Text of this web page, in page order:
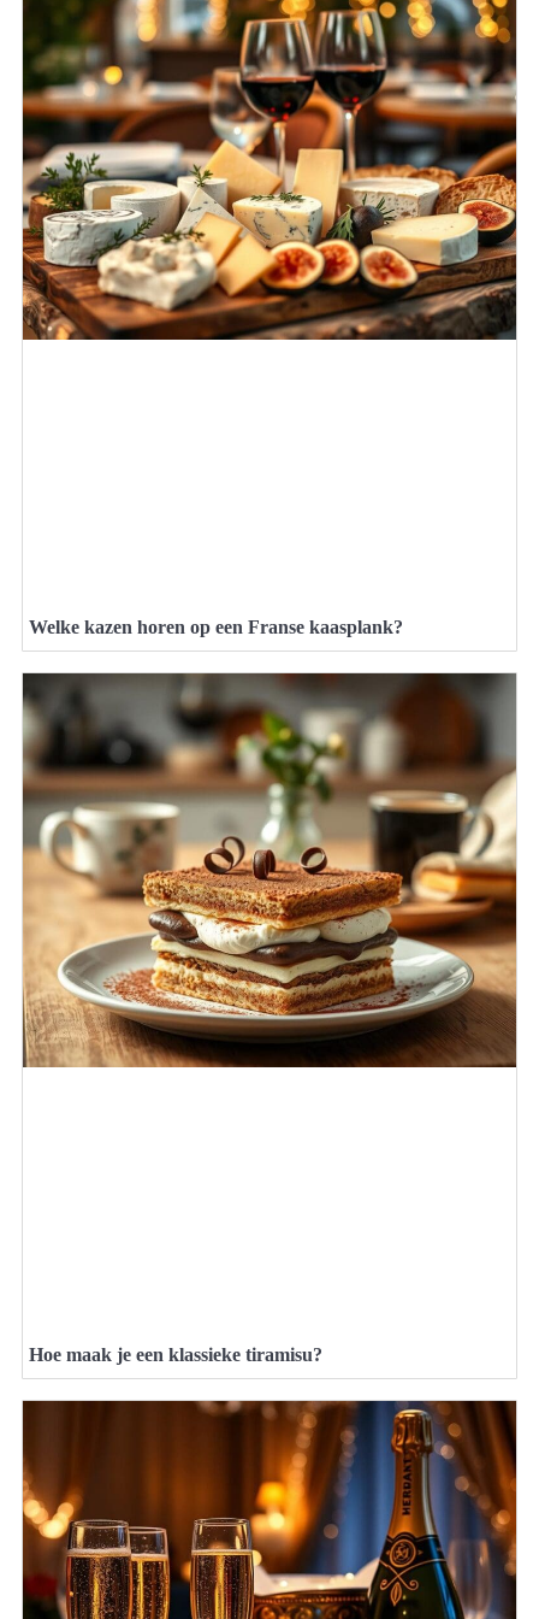
Welke kazen horen op een Franse kaasplank?
Hoe maak je een klassieke tiramisu?